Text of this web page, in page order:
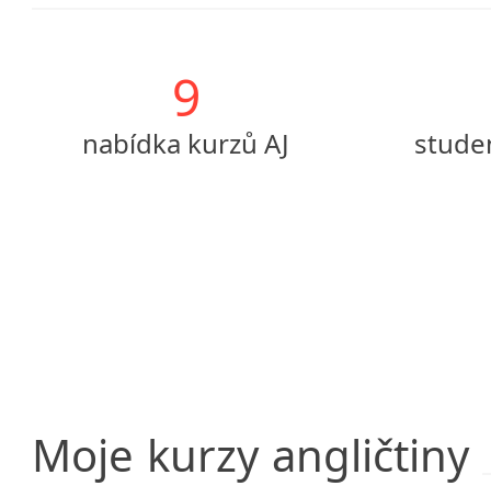
9
nabídka kurzů AJ
Moje kurzy angličtiny